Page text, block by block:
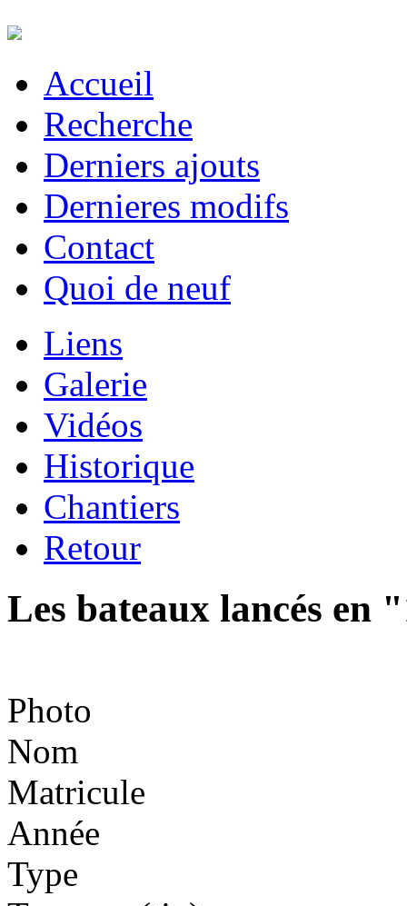
Accueil
Recherche
Derniers ajouts
Dernieres modifs
Contact
Quoi de neuf
Liens
Galerie
Vidéos
Historique
Chantiers
Retour
Les bateaux lancés en
Photo
Nom
Matricule
Année
Type